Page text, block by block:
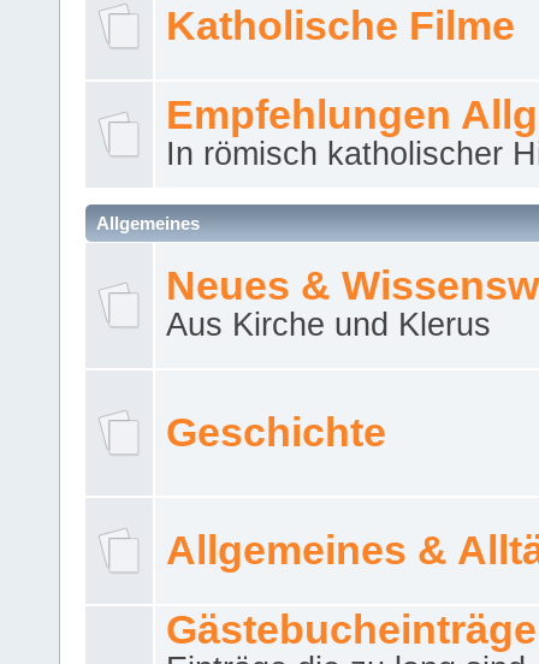
Katholische Filme
Empfehlungen
In römisch katholischer
Allgemeines
Neues &
Aus Kirche und Klerus
Geschichte
Allgemeines &
Gästebucheinträge